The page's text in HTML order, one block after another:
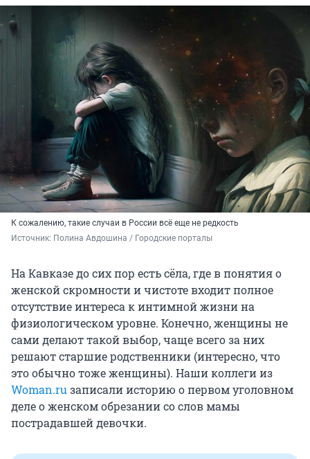
К сожалению, такие случаи в России всё еще не редкость
Источник: Полина Авдошина / Городские порталы
На Кавказе до сих пор есть сёла, где в понятия о
женской скромности и чистоте входит полное
отсутствие интереса к интимной жизни на
физиологическом уровне. Конечно, женщины не
сами делают такой выбор, чаще всего за них
решают старшие родственники (интересно, что
это обычно тоже женщины). Наши коллеги из
Woman.ru записали историю о первом уголовном
деле о женском обрезании со слов мамы
пострадавшей девочки.